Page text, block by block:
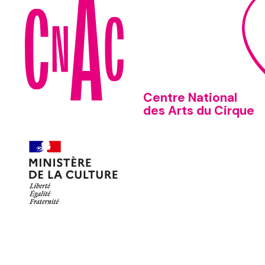
Centre National
des Arts du Cirque